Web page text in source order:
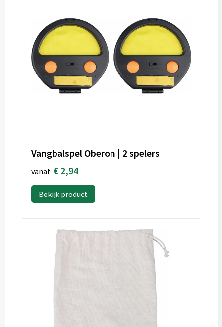
Vangbalspel Oberon | 2 spelers
vanaf € 2,94
Bekijk product